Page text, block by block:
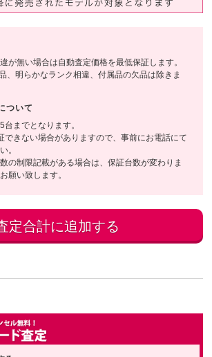
が無い場合は自動査定価格を最低保証します。
、明らかなランク相違、付属品の欠品は除きま
ついて
までとなります。
できない場合がありますので、事前にお電話にて
。
の制限記載がある場合は、保証台数が変わりま
願い致します。